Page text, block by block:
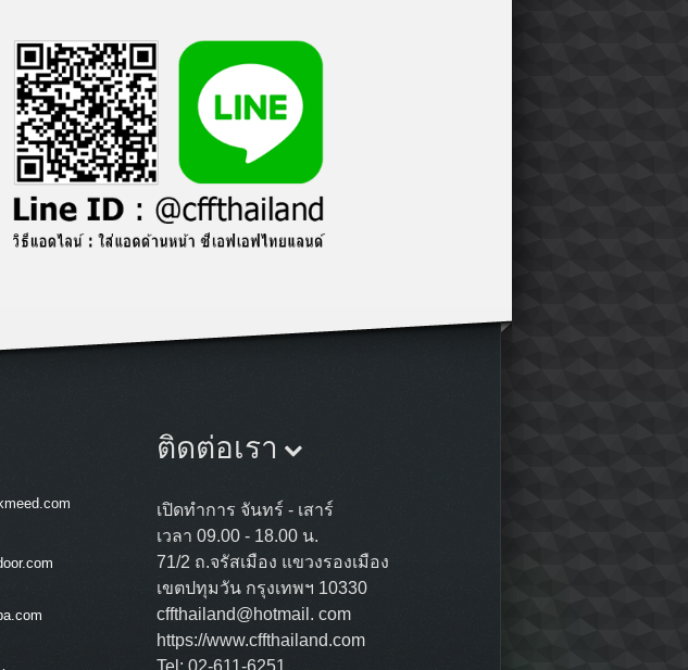
ติดต่อเรา
เปิดทำการ จันทร์ - เสาร์
เวลา 09.00 - 18.00 น.
71/2 ถ.จรัสเมือง แขวงรองเมือง
เขตปทุมวัน กรุงเทพฯ 10330
cffthailand@hotmail. com
https://www.cffthailand.com